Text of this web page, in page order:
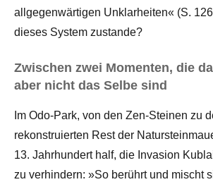
allgegenwärtigen Unklarheiten« (S.
dieses System zustande?
Zwischen zwei Momenten, die
aber nicht das Selbe sind
Im Odo-Park, von den Zen-Steinen zu
rekonstruierten Rest der
13. Jahrhundert half, die Invasion
zu verhindern: »So berührt und mischt